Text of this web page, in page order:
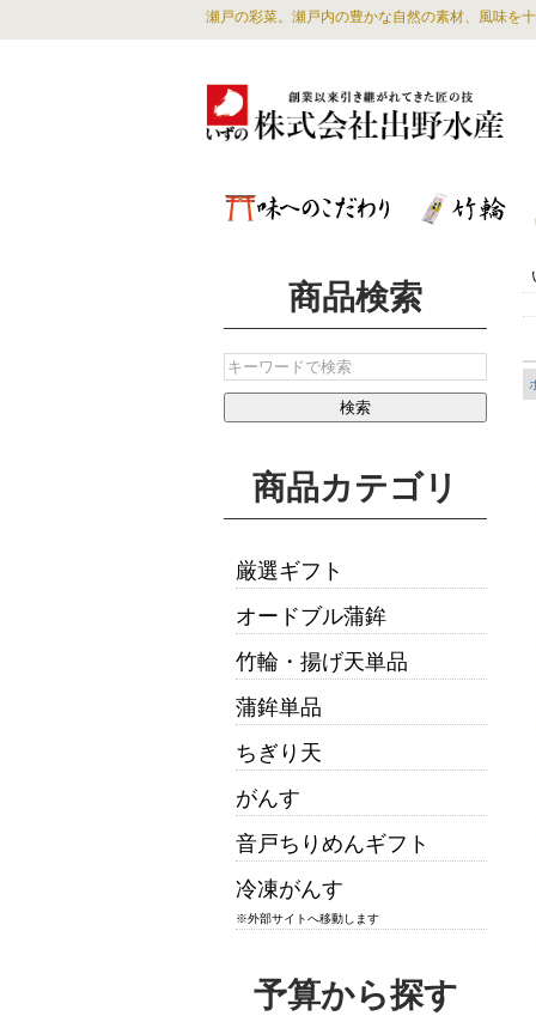
瀬戸の彩菜。瀬戸内の豊かな自然の素材、風味を
商品検索
商品カテゴリ
厳選ギフト
オードブル蒲鉾
竹輪・揚げ天単品
蒲鉾単品
ちぎり天
がんす
音戸ちりめんギフト
冷凍がんす
※外部サイトへ移動します
予算から探す